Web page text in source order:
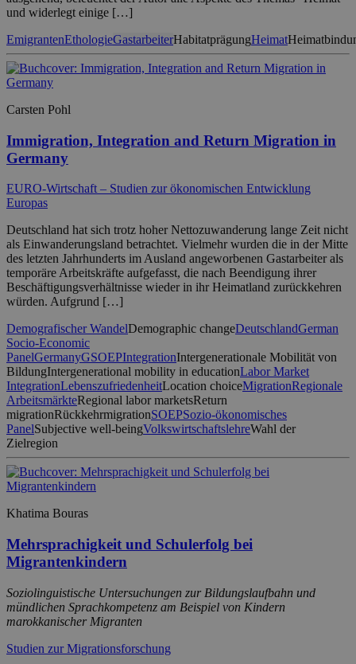
und widerlegt einige […]
EmigrantenEthologieGastarbeiterHabitatprägungHeimat
Carsten Pohl
Immigration, Integration and Return Migration in
Germany
EURO-Wirtschaft – Studien zur ökonomischen Entwicklung
Europas
Deutschland hat sich trotz hoher Nettozuwanderung lange Zeit nicht
als Einwanderungsland betrachtet. Vielmehr wurden die in der Mitte
des letzten Jahrhunderts im Ausland angeworbenen Gastarbeiter als
temporäre Arbeitskräfte aufgefasst, die nach Beendigung ihrer
Beschäftigungsverhältnisse wieder in ihr Heimatland zurückkehren
würden. Aufgrund […]
Demografischer WandelDemographic changeDeutschlandGerman
Socio-Economic
PanelGermanyGSOEPIntegrationIntergenerationale Mobilität von
BildungIntergenerational mobility in educationLabor Market
IntegrationLebenszufriedenheitLocation choiceMigrationRegionale
ArbeitsmärkteRegional labor marketsReturn
migrationRückkehrmigrationSOEPSozio-ökonomisches
PanelSubjective well-beingVolkswirtschaftslehreWahl der
Zielregion
Khatima Bouras
Mehrsprachigkeit und Schulerfolg bei
Migrantenkindern
Soziolinguistische Untersuchungen zur Bildungslaufbahn und
mündlichen Sprachkompetenz am Beispiel von Kindern
marokkanischer Migranten
Studien zur Migrationsforschung